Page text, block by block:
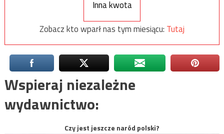
Inna kwota
Zobacz kto wparł nas tym miesiącu: Tutaj
Wspieraj niezależne
wydawnictwo:
Czy jest jeszcze naród polski?